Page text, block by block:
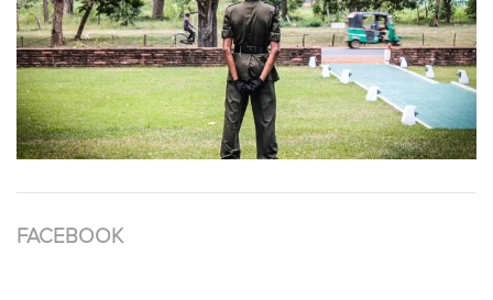
FACEBOOK